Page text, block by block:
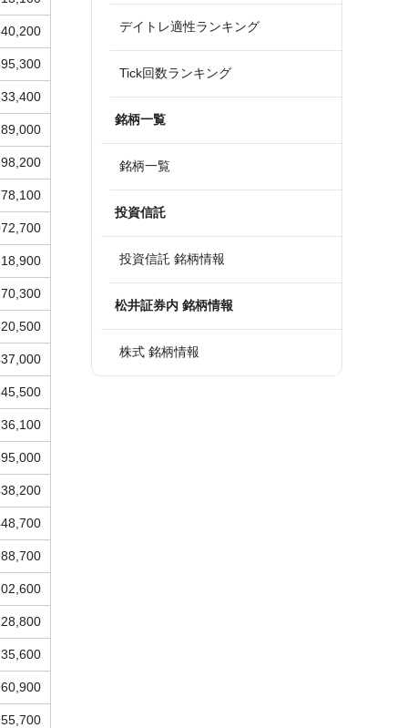
デイトレ適性ランキング
Tick回数ランキング
銘柄一覧
銘柄一覧
投資信託
投資信託 銘柄情報
松井証券内 銘柄情報
株式 銘柄情報